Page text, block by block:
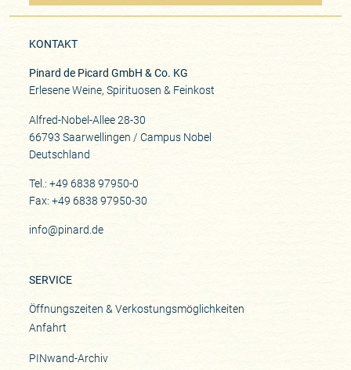
KONTAKT
Pinard de Picard GmbH & Co. KG
Erlesene Weine, Spirituosen & Feinkost
Alfred-Nobel-Allee 28-30
66793 Saarwellingen / Campus Nobel
Deutschland
Tel.: +49 6838 97950-0
Fax: +49 6838 97950-30
info@pinard.de
SERVICE
Öffnungszeiten & Verkostungsmöglichkeiten
Anfahrt
PINwand-Archiv